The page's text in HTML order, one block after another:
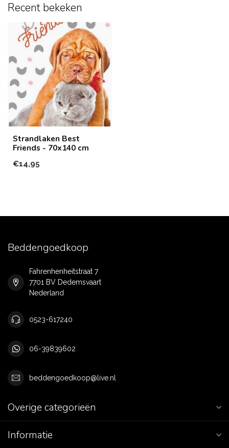
Recent bekeken
Strandlaken Best
Friends - 70x140 cm
€14,95
Beddengoedkoop
Fahrenhenheitstraat 7
7701 BV Dedemsvaart
Nederland
0523-617240
06-39839602
beddengoedkoop@live.nl
Overige categorieën
Informatie